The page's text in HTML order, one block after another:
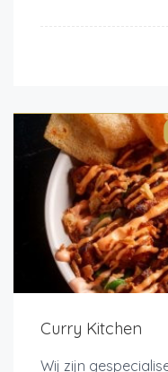
Curry Kitchen
Wij zijn